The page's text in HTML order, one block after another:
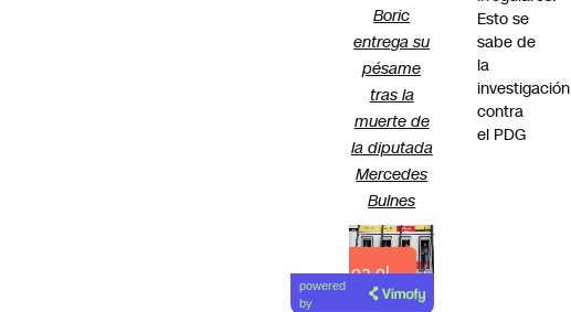
Boric
entrega su
pésame
tras la
muerte de
la diputada
Mercedes
Bulnes
Lea el
artículo
powered
by
Esto se
sabe de
la
investigación
contra
el PDG